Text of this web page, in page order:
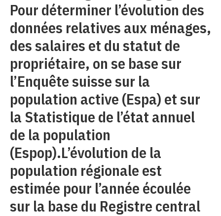
Pour déterminer l’évolution des
données relatives aux ménages,
des salaires et du statut de
propriétaire, on se base sur
l’Enquête suisse sur la
population active (Espa) et sur
la Statistique de l’état annuel
de la population
(Espop).L’évolution de la
population régionale est
estimée pour l’année écoulée
sur la base du Registre central